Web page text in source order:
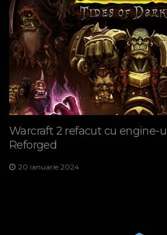
Warcraft 2 refacut cu engine-
Reforged
20 ianuarie 2024